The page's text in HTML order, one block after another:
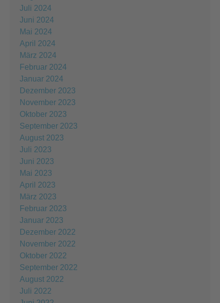
Juli 2024
Juni 2024
Mai 2024
April 2024
März 2024
Februar 2024
Januar 2024
Dezember 2023
November 2023
Oktober 2023
September 2023
August 2023
Juli 2023
Juni 2023
Mai 2023
April 2023
März 2023
Februar 2023
Januar 2023
Dezember 2022
November 2022
Oktober 2022
September 2022
August 2022
Juli 2022